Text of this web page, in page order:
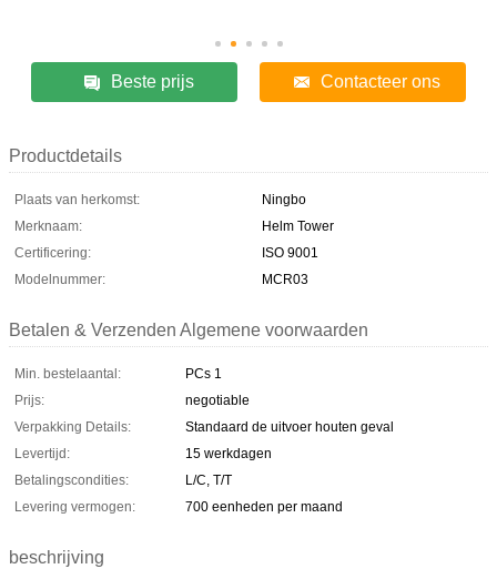
Beste prijs Contacteer ons
Productdetails
Plaats van herkomst:
Ningbo
Merknaam:
Helm Tower
Certificering:
ISO 9001
Modelnummer:
MCR03
Betalen & Verzenden Algemene voorwaarden
Min. bestelaantal:
PCs 1
Prijs:
negotiable
Verpakking Details:
Standaard de uitvoer houten geval
Levertijd:
15 werkdagen
Betalingscondities:
L/C, T/T
Levering vermogen:
700 eenheden per maand
beschrijving